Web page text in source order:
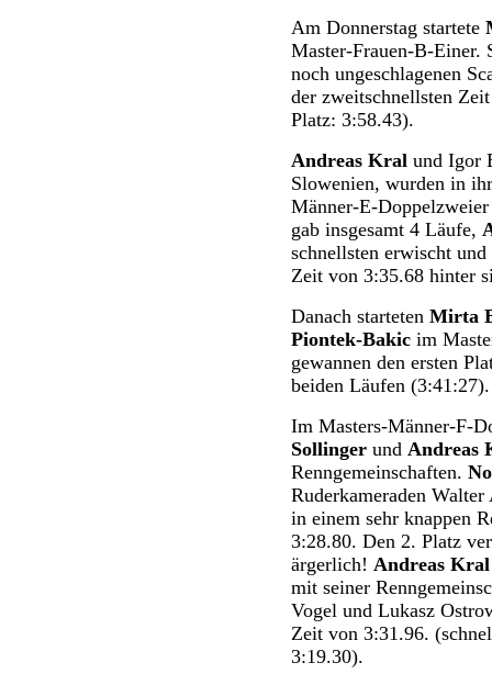
Am Donnerstag startete
Master-Frauen-B-Einer.
noch ungeschlagenen
der zweitschnellsten
Platz: 3:58.43).
Andreas Kral und Igor
Slowenien, wurden in
Männer-E-
gab insgesamt 4 Läufe,
schnellsten erwischt
Zeit von 3:35.68 hinter
Danach starteten Mirta
Piontek-Bakic im
gewannen den ersten
beiden Läufen (3:41:27).
Im Masters-Männer-F-
Sollinger und Andreas
Renngemeinschaften.
Ruderkameraden
in einem sehr knappen
3:28.80. Den 2. Platz
ärgerlich! Andreas Kral
mit seiner
Vogel und Lukasz
Zeit von 3:31.96.
3:19.30).